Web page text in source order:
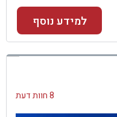
למידע נוסף
8 חוות דעת